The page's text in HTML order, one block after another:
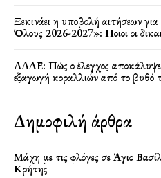
Ξεκινάει η υποβολή αιτήσεων
Όλους 2026-2027»: Ποιοι οι
ΑΑΔΕ: Πώς ο έλεγχος αποκάλυψε
εξαγωγή κοραλλιών από το βυθό
Δημοφιλή άρθρα
Μάχη με τις φλόγες σε Άγιο
Κρήτης